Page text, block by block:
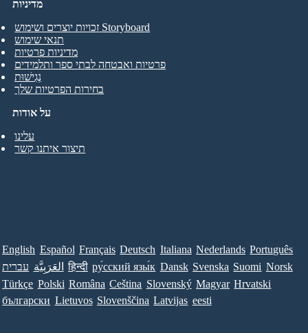
על אודות
עלינו
תיצור איתנו קשר
מדיניות
זכויות יוצרים ושימוש Storyboard
תנאי שימוש
מדיניות פרטיות
פרטיות ואבטחה לבתי ספר ותלמידים
נְגִישׁוּת
בחירות הפרטיות שלך
English Español Français Deutsch Italiana Nederlands Português
עברית العَرَبِيَّة हिन्दी ру́сский язы́к Dansk Svenska Suomi Norsk
Türkçe Polski Româna Ceština Slovenský Magyar Hrvatski
български Lietuvos Slovenščina Latvijas eesti